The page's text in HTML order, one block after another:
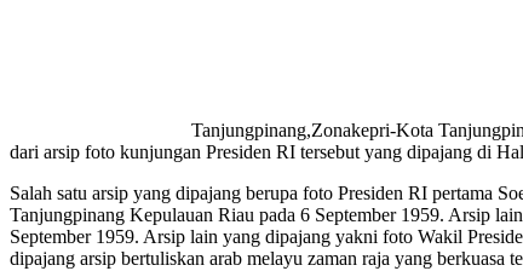
Tanjungpinang,Zonakepri-Kota
dari arsip foto kunjungan Presiden RI tersebut yang dipajang di
Salah satu arsip yang dipajang berupa foto Presiden RI pertama
Tanjungpinang Kepulauan Riau pada 6 September 1959. Arsip
September 1959. Arsip lain yang dipajang yakni foto Wakil
dipajang arsip bertuliskan arab melayu zaman raja yang berkuasa